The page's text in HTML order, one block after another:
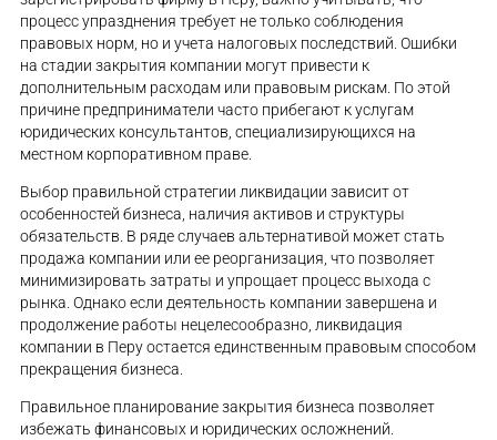
процесс упразднения требует не только соблюдения
правовых норм, но и учета налоговых последствий. Ошибки
на стадии закрытия компании могут привести к
дополнительным расходам или правовым рискам. По этой
причине предприниматели часто прибегают к услугам
юридических консультантов, специализирующихся на
местном корпоративном праве.
Выбор правильной стратегии ликвидации зависит от
особенностей бизнеса, наличия активов и структуры
обязательств. В ряде случаев альтернативой может стать
продажа компании или ее реорганизация, что позволяет
минимизировать затраты и упрощает процесс выхода с
рынка. Однако если деятельность компании завершена и
продолжение работы нецелесообразно, ликвидация
компании в Перу остается единственным правовым способом
прекращения бизнеса.
Правильное планирование закрытия бизнеса позволяет
избежать финансовых и юридических осложнений.